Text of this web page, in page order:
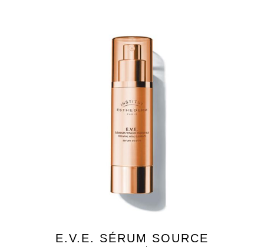
E.V.E. SÉRUM SOURCE